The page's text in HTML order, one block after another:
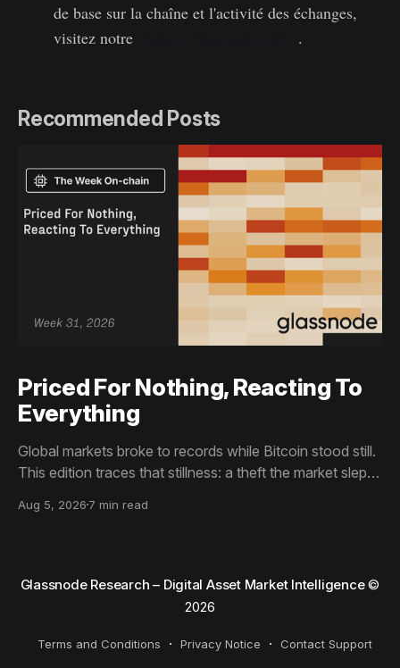
de base sur la chaîne et l'activité des échanges,
visitez notre
.
Recommended Posts
Priced For Nothing, Reacting To
Everything
Global markets broke to records while Bitcoin stood still.
This edition traces that stillness: a theft the market slept
than capitulation, and an options market priced for
Aug 5, 2026 7 min read
Glassnode Research – Digital Asset Market Intelligence©
2026
Terms and Conditions Privacy Notice Contact Support